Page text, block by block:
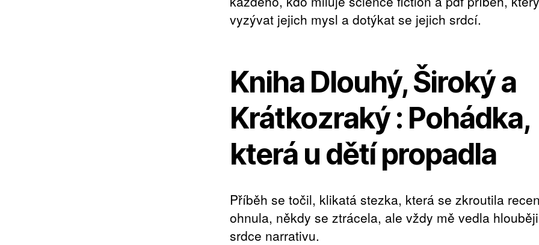
vyzývat jejich mysl a dotýkat se jejich srdcí.
Kniha Dlouhý, Široký a
Krátkozraký : Pohádka,
která u dětí propadla
Příběh se točil, klikatá stezka, která se zkroutila
ohnula, někdy se ztrácela, ale vždy mě vedla
srdce narrativu.